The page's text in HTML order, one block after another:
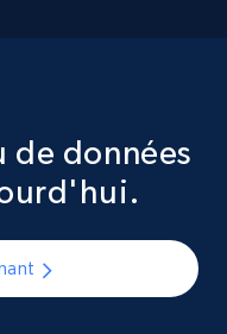
de données